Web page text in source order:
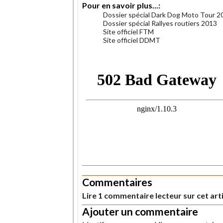
Pour en savoir plus...:
Dossier spécial Dark Dog Moto Tour
Dossier spécial Rallyes routiers 2013
Site officiel FTM
Site officiel DDMT
Commentaires
Lire 1 commentaire lecteur sur cet
Ajouter un commentaire